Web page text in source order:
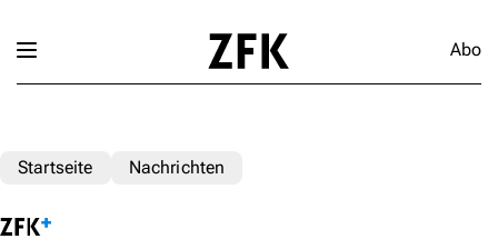
Abo
Startseite Nachrichten